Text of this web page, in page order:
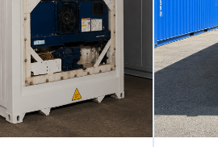
контейнер ECBU 456084-0» в
или корпус?
контейнер ECBU
держит режим?
на Рефрижераторный
рефконтейнере?